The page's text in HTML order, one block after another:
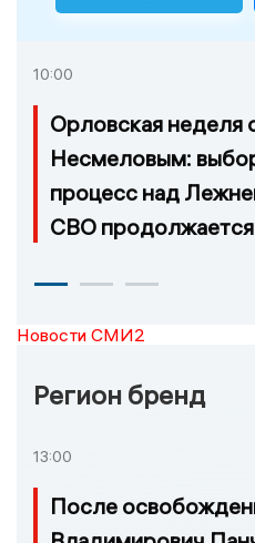
10:00
Орловская неделя
Несмеловым:
процесс над
СВО продолжается
Новости СМИ2
Регион бренд
13:00
После